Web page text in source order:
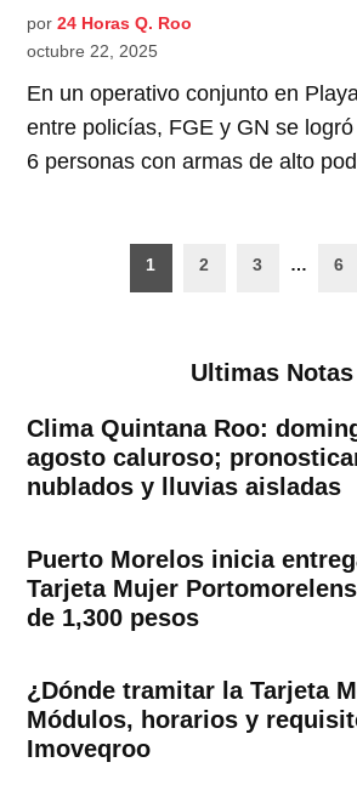
por 24 Horas Q. Roo
octubre 22, 2025
En un operativo conjunto en
entre policías, FGE y GN se
6 personas con armas de alto
Paginación
1 2 3 … 6
Ultimas Notas
Clima Quintana Roo:
agosto caluroso;
nublados y lluvias aisladas
Puerto Morelos inicia
Tarjeta Mujer
de 1,300 pesos
¿Dónde tramitar la Tarjeta
Módulos, horarios y
Imoveqroo